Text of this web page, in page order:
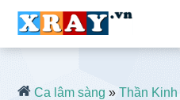
Ca lâm sàng »Thần Kinh